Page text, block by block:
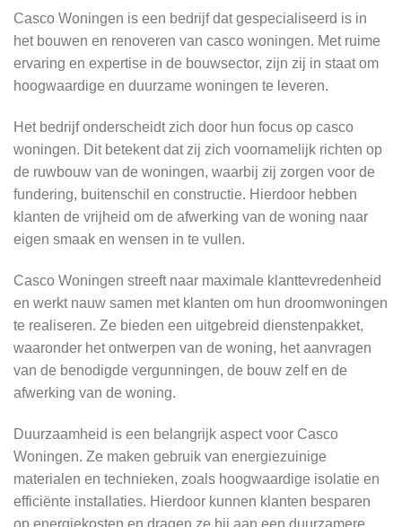
Casco Woningen is een bedrijf dat gespecialiseerd is in
het bouwen en renoveren van casco woningen. Met ruime
ervaring en expertise in de bouwsector, zijn zij in staat om
hoogwaardige en duurzame woningen te leveren.
Het bedrijf onderscheidt zich door hun focus op casco
woningen. Dit betekent dat zij zich voornamelijk richten op
de ruwbouw van de woningen, waarbij zij zorgen voor de
fundering, buitenschil en constructie. Hierdoor hebben
klanten de vrijheid om de afwerking van de woning naar
eigen smaak en wensen in te vullen.
Casco Woningen streeft naar maximale klanttevredenheid
en werkt nauw samen met klanten om hun droomwoningen
te realiseren. Ze bieden een uitgebreid dienstenpakket,
waaronder het ontwerpen van de woning, het aanvragen
van de benodigde vergunningen, de bouw zelf en de
afwerking van de woning.
Duurzaamheid is een belangrijk aspect voor Casco
Woningen. Ze maken gebruik van energiezuinige
materialen en technieken, zoals hoogwaardige isolatie en
efficiënte installaties. Hierdoor kunnen klanten besparen
op energiekosten en dragen ze bij aan een duurzamere